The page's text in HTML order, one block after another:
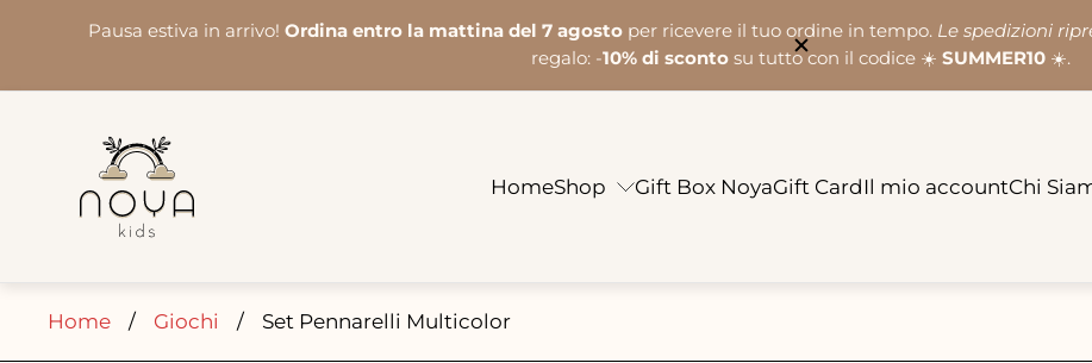
Pausa estiva in arrivo! Ordina entro la mattina del 7 agostoper ricevere il tuo ordine in tempo. Le spedizioni
regalo: -10% di scontosu tutto con il codice ☀️ SUMMER10☀️.
Logo
negozio"
HomeShop Gift Box NoyaGift Card Il mio accountChi
Home / Giochi / Set Pennarelli Multicolor